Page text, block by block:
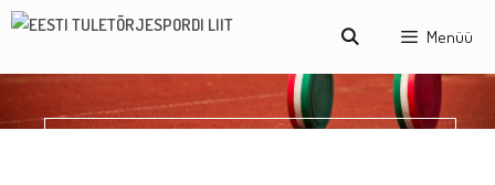
Skip
Menüü